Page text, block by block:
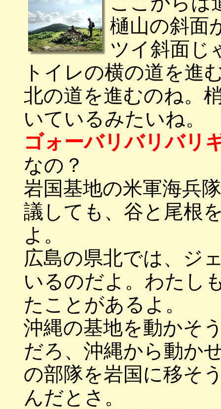
樋山の斜面
ツイ斜面じ
トイレの横の道を進
北の道を進むのね。
いているみたいね。
ゴォーバリバリバリ
なの？
岩国基地の米軍海兵
議しても、谷と尾根
よ。
広島の県北では、ジ
いるのだよ。わたし
たことがあるよ。
沖縄の基地を動かそ
だろ、沖縄から動か
の部隊を岩国に移そ
んだとさ。